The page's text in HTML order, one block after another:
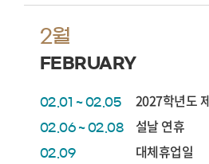
2월
FEBRUARY
02.01 ~ 02.05 2027학년도
02.06 ~ 02.08 설날 연휴
02.09 대체휴업일